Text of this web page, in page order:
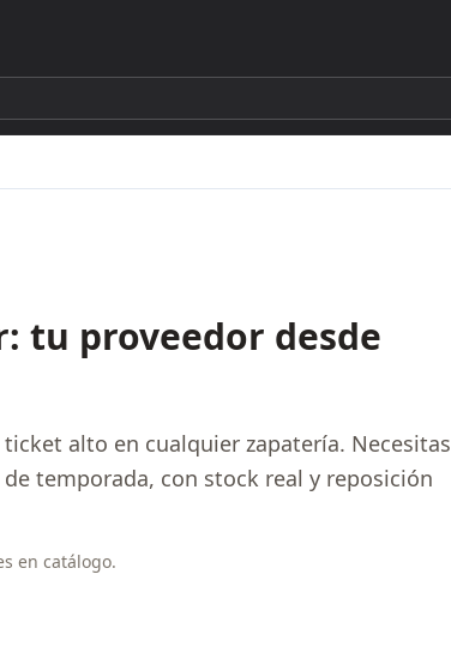
tu proveedor desde
alto en cualquier zapatería. Necesitas
temporada, con stock real y reposición
en catálogo.